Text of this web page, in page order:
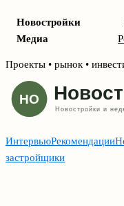
Новостройки
Медиа
Skip
content
Проекты • рынок •
ИнтервьюРекомендации
застройщики